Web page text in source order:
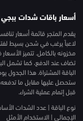
أسعار باقات شدات
يقدم المتجر قائمة أسعار
لاعباً يرغب في شحن بسيط
مخزونه بالكامل. تتميز
تضاف عند الدفع، كما تشمل
الباقة المشتراة. هذا الجدول
ستحصل عليها مقابل ما
قبل إتمام عملية الشراء.
الإجمالي | الاستخدام الأمثل